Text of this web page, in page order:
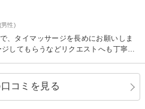
と思います。今日はありがとうござい
性)
、タイマッサージを長めにお願いしま
してもらうなどリクエストへも丁寧に
コミを見る